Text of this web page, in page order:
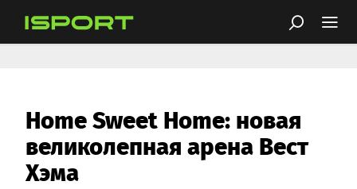
Home Sweet Home: новая
великолепная арена Вест
Хэма